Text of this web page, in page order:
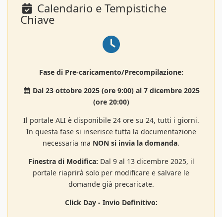
Calendario e Tempistiche
Chiave
Fase di Pre-caricamento/Precompilazione:
Dal 23 ottobre 2025 (ore 9:00) al 7 dicembre 2025
(ore 20:00)
Il portale ALI è disponibile 24 ore su 24, tutti i giorni.
In questa fase si inserisce tutta la documentazione
necessaria ma NON si invia la domanda.
Finestra di Modifica: Dal 9 al 13 dicembre 2025, il
portale riaprirà solo per modificare e salvare le
domande già precaricate.
Click Day - Invio Definitivo: